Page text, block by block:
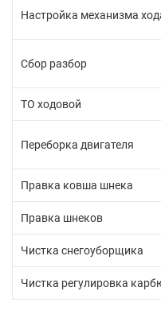
Настройка механизма
Сбор разбор
ТО ходовой
Переборка двигателя
Правка ковша шнека
Правка шнеков
Чистка снегоуборщика
Чистка регулировка